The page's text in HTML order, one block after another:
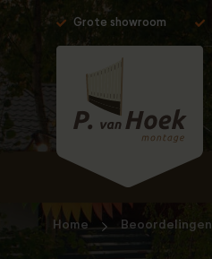
Grote showroom
Home Beoordelingen